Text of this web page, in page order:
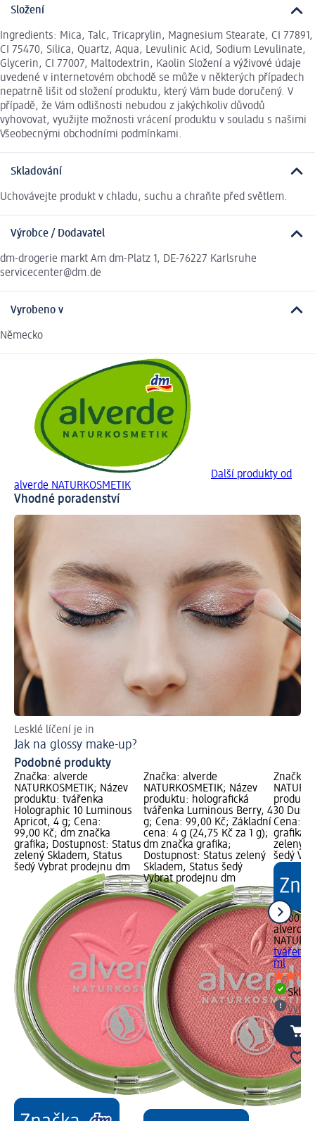
Složení
Ingredients: Mica, Talc, Tricaprylin, Magnesium Stearate, CI 77891,
CI 75470, Silica, Quartz, Aqua, Levulinic Acid, Sodium Levulinate,
Glycerin, CI 77007, Maltodextrin, Kaolin Složení a výživové údaje
uvedené v internetovém obchodě se může v některých případech
nepatrně lišit od složení produktu, který Vám bude doručený. V
případě, že Vám odlišnosti nebudou z jakýchkoliv důvodů
vyhovovat, využijte možnosti vrácení produktu v souladu s našimi
Všeobecnými obchodními podmínkami.
Skladování
Uchovávejte produkt v chladu, suchu a chraňte před světlem.
Výrobce / Dodavatel
dm-drogerie markt Am dm-Platz 1, DE-76227 Karlsruhe
servicecenter@dm.de
Vyrobeno v
Německo
Další produkty od
alverde NATURKOSMETIK
Vhodné poradenství
Lesklé líčení je in
Jak na glossy make-up?
Podobné produkty
Značka: alverde
NATURKOSMETIK; Název
produktu: tvářenka
Holographic 10 Luminous
Apricot, 4 g; Cena:
99,00 Kč; dm značka
grafika; Dostupnost: Status
zelený Skladem, Status
šedý Vybrat prodejnu dm
Značka: alverde
NATURKOSMETIK; Název
produktu: holografická
tvářenka Luminous Berry, 4
g; Cena: 99,00 Kč; Základní
cena: 4 g (24,75 Kč za 1 g);
dm značka grafika;
Dostupnost: Status zelený
Skladem, Status šedý
Vybrat prodejnu dm
Značka:
30
Cena:
grafika;
zelený
šedý
99,00 Kč
alverde
tvářenka
ml